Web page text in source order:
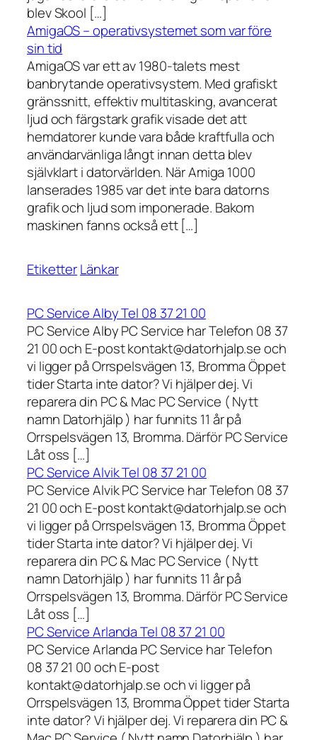
blev Skool […]
AmigaOS – operativsystemet som var före
sin tid
AmigaOS var ett av 1980-talets mest
banbrytande operativsystem. Med grafiskt
gränssnitt, effektiv multitasking, avancerat
ljud och färgstark grafik visade det att
hemdatorer kunde vara både kraftfulla och
användarvänliga långt innan detta blev
självklart i datorvärlden. När Amiga 1000
lanserades 1985 var det inte bara datorns
grafik och ljud som imponerade. Bakom
maskinen fanns också ett […]
EtiketterLänkar
PC Service Alby Tel 08 37 21 00
PC Service Alby PC Service har Telefon 08 37
21 00 och E-post kontakt@datorhjalp.se och
vi ligger på Orrspelsvägen 13, Bromma Öppet
tider Starta inte dator? Vi hjälper dej. Vi
reparera din PC & Mac PC Service ( Nytt
namn Datorhjälp ) har funnits 11 år på
Orrspelsvägen 13, Bromma. Därför PC Service
Låt oss […]
PC Service Alvik Tel 08 37 21 00
PC Service Alvik PC Service har Telefon 08 37
21 00 och E-post kontakt@datorhjalp.se och
vi ligger på Orrspelsvägen 13, Bromma Öppet
tider Starta inte dator? Vi hjälper dej. Vi
reparera din PC & Mac PC Service ( Nytt
namn Datorhjälp ) har funnits 11 år på
Orrspelsvägen 13, Bromma. Därför PC Service
Låt oss […]
PC Service Arlanda Tel 08 37 21 00
PC Service Arlanda PC Service har Telefon
08 37 21 00 och E-post
kontakt@datorhjalp.se och vi ligger på
Orrspelsvägen 13, Bromma Öppet tider Starta
inte dator? Vi hjälper dej. Vi reparera din PC &